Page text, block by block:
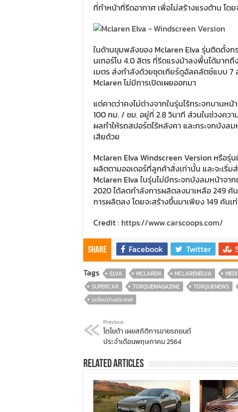
ที่ทำหน้าที่รีดอากาศ เพื่อไม่สร้างแรงต้าน โ
ในด้านขุมพลังของ Mclaren Elva รุ่นติดตั้ง
นเทอร์โบ 4.0 ลิตร ที่รีดแรงม้าลงพื้นได้มา
เมตร ส่งกำลังด้วยชุดเกียร์ดูอัลคลัตช์แบบ 7
Mclaren ไม่มีการเปิดเผยออกมา
แต่คาดว่าคงไม่ต่างจากในรุ่นไร้กระจกบานห
100 กม. / ชม. อยู่ที่ 2.8 วินาที ส่วนในช่วงคว
ผลทำให้รถสปอร์ตไร้หลังคา และกระจกบังล
เสียด้วย
Mclaren Elva Windscreen Version หรือรุ่
ผลิตตามออเดอร์ที่ลูกค้าสั่งเท่านั้น และจะเริ่
Mclaren Elva ในรุ่นไม่มีกระจกบังลมหน้าจา
2020 ได้ลดกำลังการผลิตลงมาเหลือ 249 คั
การผลิตลง โดยจะสร้างขึ้นมาเพียง 149 คันเ
Credit : https://www.carscoops.com/
Share Facebook Twitter
Tags
ELVA MCLAREN MCLARENELVA
SUPERCAR
TORQUEMAGAZINE TORQUENEWS
รถใหม่ต่างประเทศ
Previous
โตโยต้า เผยสถิติการขายรถยนต์
ประจำเดือนพฤษภาคม 2564
Related Articles